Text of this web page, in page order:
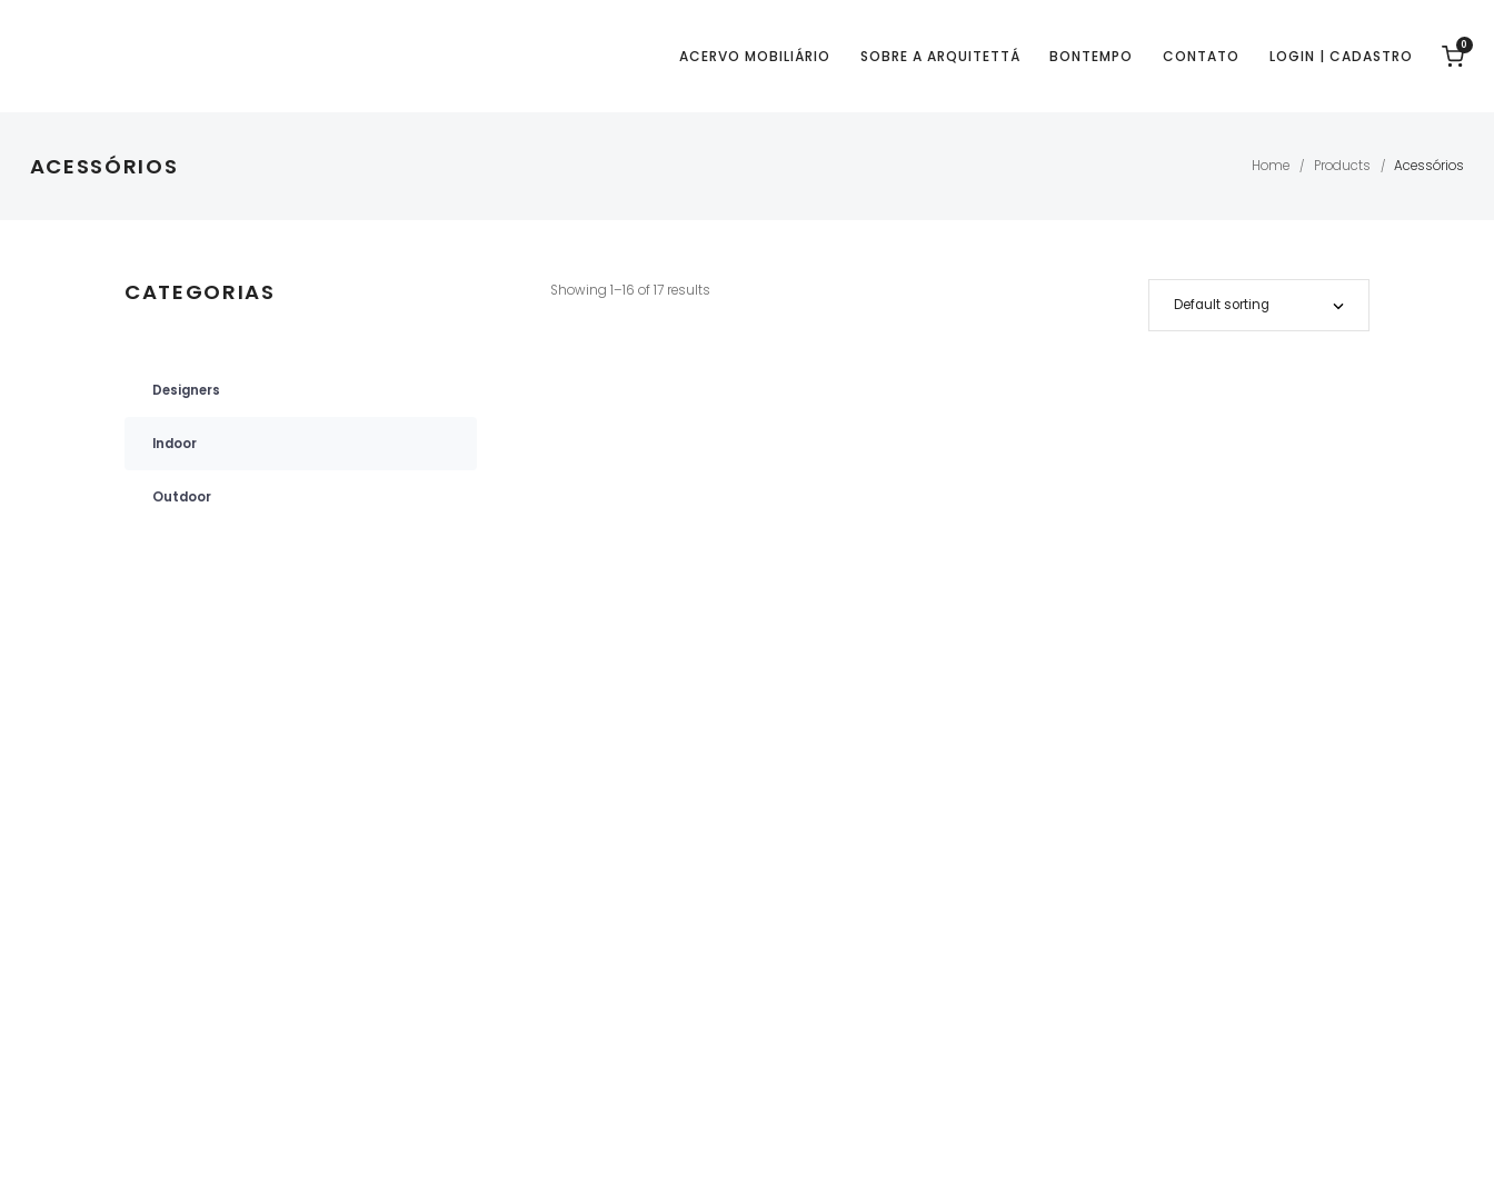
ACERVO MOBILIÁRIO SOBRE A ARQUITETTÁ BONTEMPO CONTATO LOGIN | CADASTRO
0
ACESSÓRIOS Home / Products / Acessórios
Showing 1–16 of 17 results
CATEGORIAS
Designers
Indoor
Outdoor